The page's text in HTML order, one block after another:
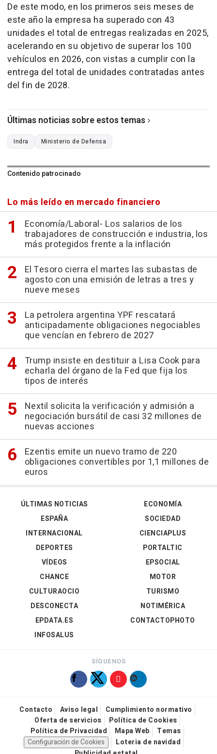
De este modo, en los primeros seis meses de
este año la empresa ha superado con 43
unidades el total de entregas realizadas en 2025,
acelerando en su objetivo de superar los 100
vehículos en 2026, con vistas a cumplir con la
entrega del total de unidades contratadas antes
del fin de 2028.
Últimas noticias sobre estos temas
Indra Ministerio de Defensa
Contenido patrocinado
Lo más leído en mercado financiero
Economía/Laboral- Los salarios de los
trabajadores de construcción e industria, los
más protegidos frente a la inflación
El Tesoro cierra el martes las subastas de
agosto con una emisión de letras a tres y
nueve meses
La petrolera argentina YPF rescatará
anticipadamente obligaciones negociables
que vencían en febrero de 2027
Trump insiste en destituir a Lisa Cook para
echarla del órgano de la Fed que fija los
tipos de interés
Nextil solicita la verificación y admisión a
negociación bursátil de casi 32 millones de
nuevas acciones
Ezentis emite un nuevo tramo de 220
obligaciones convertibles por 1,1 millones de
euros
ÚLTIMAS NOTICIAS
ESPAÑA
INTERNACIONAL
DEPORTES
VÍDEOS
ECONOMÍA
SOCIEDAD
CIENCIAPLUS
PORTALTIC
EPSOCIAL
CHANCE
CULTURAOCIO
DESCONECTA
EPDATA.ES
INFOSALUS
MOTOR
TURISMO
NOTIMÉRICA
CONTACTOPHOTO
SÍGUENOS
Contacto Aviso legal
Cumplimiento normativo
Oferta de servicios
Política de Cookies
Política de Privacidad
Mapa Web
Temas
Configuración de Cookies
Loteria de navidad